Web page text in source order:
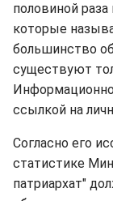
половиной
которые
большинство
существуют
ссылкой на
Согласно его
статистике
патриархат"